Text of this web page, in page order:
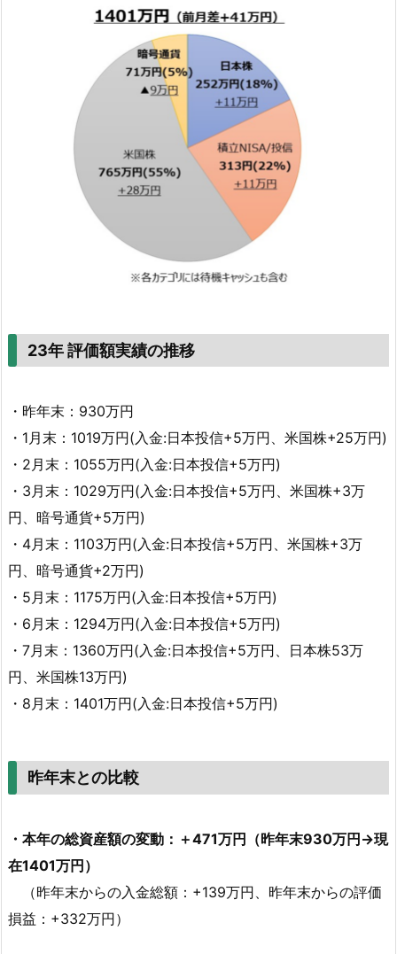
23年 評価額実績の推移
・昨年末：930万円
・1月末：1019万円(入金:日本投信+5万円、米国株+25万円)
・2月末：1055万円(入金:日本投信+5万円)
・3月末：1029万円(入金:日本投信+5万円、米国株+3万
円、暗号通貨+5万円)
・4月末：1103万円(入金:日本投信+5万円、米国株+3万
円、暗号通貨+2万円)
・5月末：1175万円(入金:日本投信+5万円)
・6月末：1294万円(入金:日本投信+5万円)
・7月末：1360万円(入金:日本投信+5万円、日本株53万
円、米国株13万円)
・8月末：1401万円(入金:日本投信+5万円)
昨年末との比較
・本年の総資産額の変動：＋471万円（昨年末930万円→現
在1401万円）
（昨年末からの入金総額：+139万円、昨年末からの評価
損益：+332万円）